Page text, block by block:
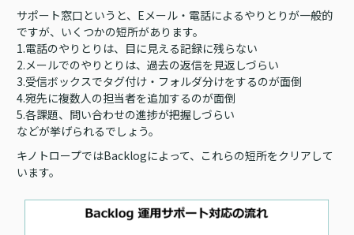
サポート窓口というと、Eメール・電話によるやりとりが一般的
ですが、いくつかの短所があります。
1.電話のやりとりは、目に見える記録に残らない
2.メールでのやりとりは、過去の返信を見返しづらい
3.受信ボックスでタグ付け・フォルダ分けをするのが面倒
4.宛先に複数人の担当者を追加するのが面倒
5.各課題、問い合わせの進捗が把握しづらい
などが挙げられるでしょう。
キノトロープではBacklogによって、これらの短所をクリアして
います。